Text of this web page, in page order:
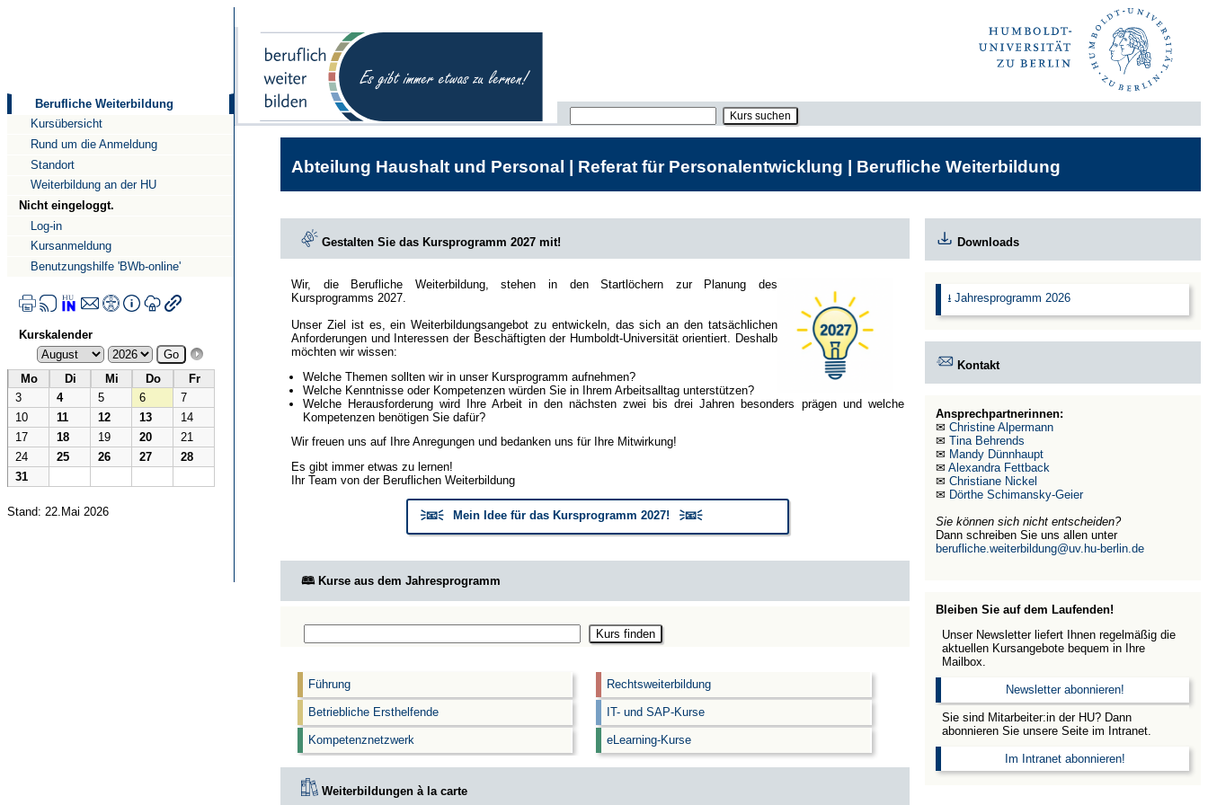
Berufliche Weiterbildung
Kursübersicht
Rund um die Anmeldung
Standort
Weiterbildung an der HU
Nicht eingeloggt.
Log-in
Kursanmeldung
Benutzungshilfe 'BWb-online'
Kurskalender
Mo Di Mi Do
Fr
3
4 5 6
7
10
11 12 13
14
17
18 19 20
21
24
25 26 27
28
31
Stand: 22.Mai 2026
Abteilung Haushalt und Personal | Referat für Personalentwicklung | Berufliche Weiterbildung
Gestalten Sie das Kursprogramm 2027 mit!
Wir, die Berufliche Weiterbildung, stehen in den Startlöchern zur Planung des
Kursprogramms 2027.
Unser Ziel ist es, ein Weiterbildungsangebot zu entwickeln, das sich an den tatsächlichen
Anforderungen und Interessen der Beschäftigten der Humboldt-Universität orientiert. Deshalb
möchten wir wissen:
Welche Themen sollten wir in unser Kursprogramm aufnehmen?
Welche Kenntnisse oder Kompetenzen würden Sie in Ihrem Arbeitsalltag unterstützen?
Welche Herausforderung wird Ihre Arbeit in den nächsten zwei bis drei Jahren besonders prägen und welche
Kompetenzen benötigen Sie dafür?
Wir freuen uns auf Ihre Anregungen und bedanken uns für Ihre Mitwirkung!
Es gibt immer etwas zu lernen!
Ihr Team von der Beruflichen Weiterbildung
🗦📧🗧 Mein Idee für das Kursprogramm 2027! 🗦📧🗧
🕮 Kurse aus dem Jahresprogramm
Führung
Betriebliche Ersthelfende
Kompetenznetzwerk
Rechtsweiterbildung
IT- und SAP-Kurse
eLearning-Kurse
Weiterbildungen à la carte
Downloads
⭳ Jahresprogramm 2026
Kontakt
Ansprechpartnerinnen:
✉Christine Alpermann
✉Tina Behrends
✉ Mandy Dünnhaupt
✉Alexandra Fettback
✉Christiane Nickel
✉ Dörthe Schimansky-Geier
Sie können sich nicht entscheiden?
Dann schreiben Sie uns allen unter
berufliche.weiterbildung@uv.hu-berlin.de
Bleiben Sie auf dem Laufenden!
Unser Newsletter liefert Ihnen regelmäßig die
aktuellen Kursangebote bequem in Ihre
Mailbox.
Newsletter abonnieren!
Sie sind Mitarbeiter:in der HU? Dann
abonnieren Sie unsere Seite im Intranet.
Im Intranet abonnieren!